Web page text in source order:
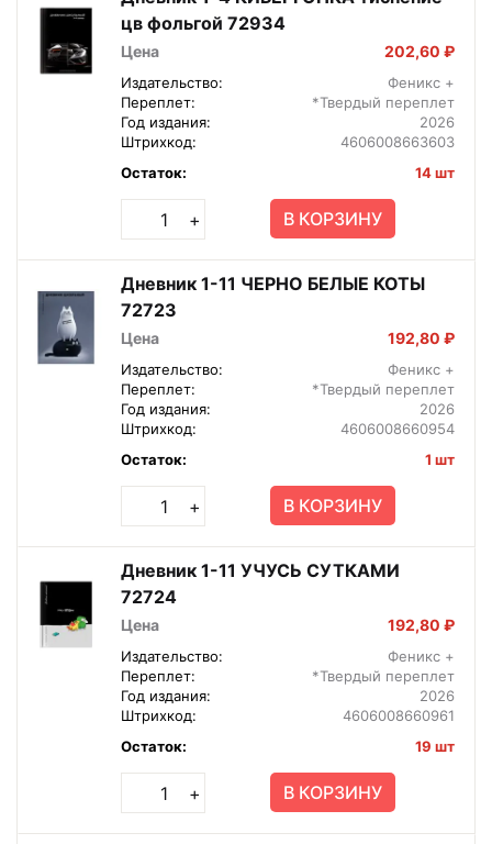
цв фольгой 72934
Цена 202,60 ₽
Издательство:
Феникс +
Переплет:
*Твердый переплет
Год издания:
2026
Штрихкод:
4606008663603
Остаток:
14 шт
+ В КОРЗИНУ
Дневник 1-11 ЧЕРНО БЕЛЫЕ КОТЫ
72723
Цена 192,80 ₽
Издательство:
Феникс +
Переплет:
*Твердый переплет
Год издания:
2026
Штрихкод:
4606008660954
Остаток:
1 шт
+ В КОРЗИНУ
Дневник 1-11 УЧУСЬ СУТКАМИ
72724
Цена 192,80 ₽
Издательство:
Феникс +
Переплет:
*Твердый переплет
Год издания:
2026
Штрихкод:
4606008660961
Остаток:
19 шт
+ В КОРЗИНУ